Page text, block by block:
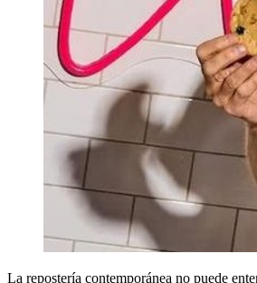
La repostería contemporánea no puede